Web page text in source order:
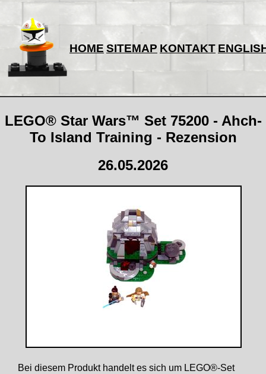
HOME SITEMAP KONTAKT
LEGO® Star Wars™ Set 75200 - Ahch-
To Island Training - Rezension
26.05.2026
Bei diesem Produkt handelt es sich um LEGO®-Set